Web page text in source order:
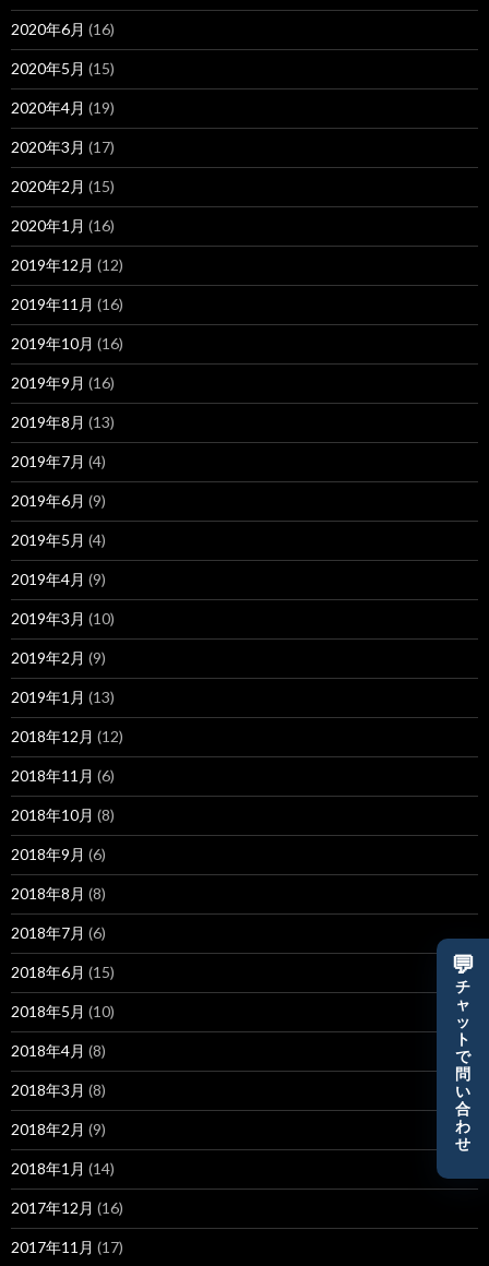
2020年6月 (16)
2020年5月 (15)
2020年4月 (19)
2020年3月 (17)
2020年2月 (15)
2020年1月 (16)
2019年12月 (12)
2019年11月 (16)
2019年10月 (16)
2019年9月 (16)
2019年8月 (13)
2019年7月 (4)
2019年6月 (9)
2019年5月 (4)
2019年4月 (9)
2019年3月 (10)
2019年2月 (9)
2019年1月 (13)
2018年12月 (12)
2018年11月 (6)
2018年10月 (8)
2018年9月 (6)
2018年8月 (8)
2018年7月 (6)
2018年6月 (15)
2018年5月 (10)
2018年4月 (8)
2018年3月 (8)
2018年2月 (9)
2018年1月 (14)
2017年12月 (16)
2017年11月 (17)
💬
チ
ャ
ッ
ト
で
問
い
合
わ
せ